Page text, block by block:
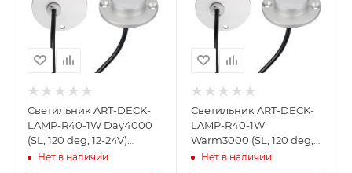
Светильник ART-DECK-
LAMP-R40-1W Day4000
(SL, 120 deg, 12-24V)
(Arlight, IP67 Металл, 3
Нет в наличии
Светильник ART-DECK-
LAMP-R40-1W
Warm3000 (SL, 120 deg,
12-24V) (Arlight, IP67
Нет в наличии